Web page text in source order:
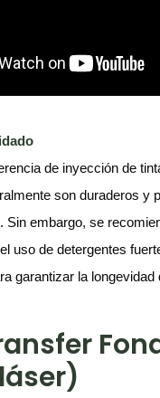
de inyección de
son duraderos y
Sin embargo, se
uso de detergentes
garantizar la longevidad